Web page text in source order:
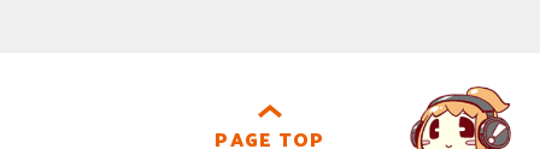
PAGE TOP